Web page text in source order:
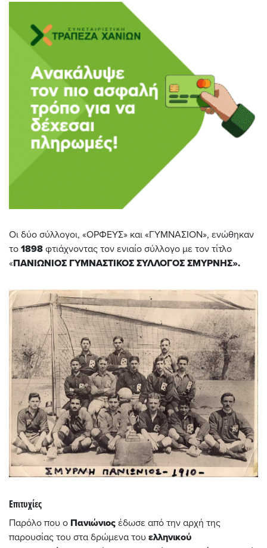
Οι δύο σύλλογοι, «ΟΡΦΕΥΣ» και «ΓΥΜΝΑΣΙΟΝ», ενώθηκαν
το 1898 φτιάχνοντας τον ενιαίο σύλλογο με τον τίτλο
«ΠΑΝΙΩΝΙΟΣ ΓΥΜΝΑΣΤΙΚΟΣ ΣΥΛΛΟΓΟΣ ΣΜΥΡΝΗΣ».
Επιτυχίες
Παρόλο που ο Πανιώνιος έδωσε από την αρχή της
παρουσίας του στα δρώμενα του ελληνικού